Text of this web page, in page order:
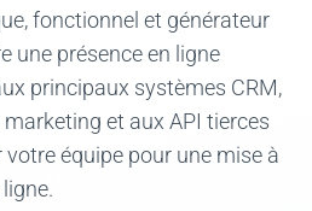
fonctionnel et générateur
une présence en ligne
principaux systèmes CRM,
et aux API tierces
équipe pour une mise à